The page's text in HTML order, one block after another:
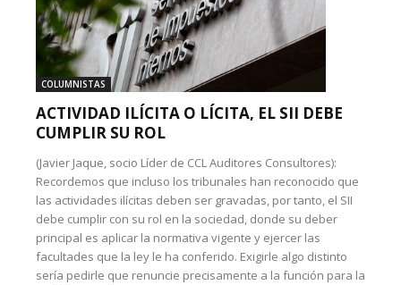
COLUMNISTAS
ACTIVIDAD ILÍCITA O LÍCITA, EL SII DEBE
CUMPLIR SU ROL
(Javier Jaque, socio Líder de CCL Auditores Consultores):
Recordemos que incluso los tribunales han reconocido que
las actividades ilícitas deben ser gravadas, por tanto, el SII
debe cumplir con su rol en la sociedad, donde su deber
principal es aplicar la normativa vigente y ejercer las
facultades que la ley le ha conferido. Exigirle algo distinto
sería pedirle que renuncie precisamente a la función para la